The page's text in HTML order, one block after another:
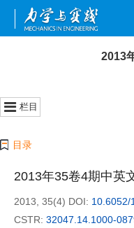
2013
栏目
目录
2013年35卷4期中英
2013, 35(4) DOI: 10.6052/
CSTR: 32047.14.1000-